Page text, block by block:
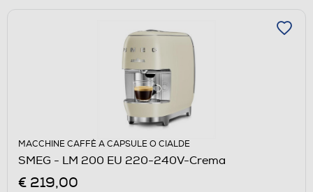
MACCHINE CAFFÈ A CAPSULE O CIALDE
SMEG - LM 200 EU 220-240V-Crema
€ 219,00